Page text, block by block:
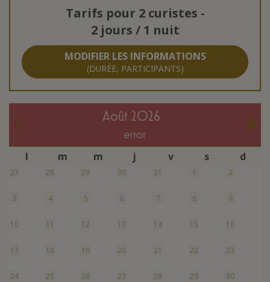
Tarifs pour 2 curistes -
2 jours / 1 nuit
MODIFIER LES INFORMATIONS
(DURÉE, PARTICIPANTS)
août 2026
error
l m m j v s d
27 28 29 30 31 1 2
3 4 5 6 7 8 9
10 11 12 13 14 15 16
17 18 19 20 21 22 23
24 25 26 27 28 29 30